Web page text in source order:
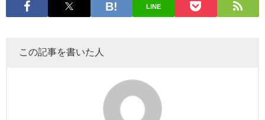
LINE
この記事を書いた人